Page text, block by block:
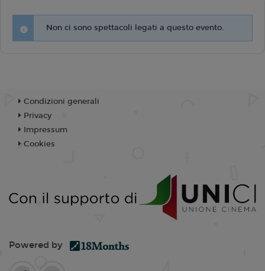
Non ci sono spettacoli legati a questo evento.
Condizioni generali
Privacy
Impressum
Cookies
Powered by